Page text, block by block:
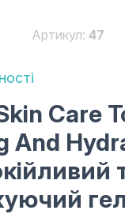
Артикул: 47
Care
And